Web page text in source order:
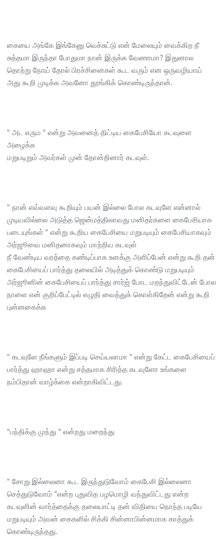
கையை அங்கே இங்கேனு வெச்சுட்டு என் மேலையும் வைக்கிற நீ
சுத்தமா இருந்தா போதுமா நான் இருக்க வேணாமா? இதுனால
தொற்று நோய் தோல் பிரச்சினைகள் கூட வரும் என ஒருவழியாய்
அது கூறி முடிக்க அவனோ தூங்கிக் கொண்டிருந்தான்.
" அட எரும " என்று அவனைத் திட்டிய கைபேசியோ கடவுளை
அழைக்க
மறுபடிறும் அவர்கள் முன் தோன்றினார் கடவுள்.
" நான் எவ்வளவு கூறியும் பயன் இல்லை போல கடவுளே என்னால்
முடியவில்லை அடுத்த ஜென்மத்திலாவது மனிதர்களை கைபேசியாக
படையுங்கள் " என்று கூறிய கைபேசியை மறுபடியும் கைபேசியாகவும்
அர்ஜூவை மனிதனாகவும் மாற்றிய கடவுள்
நீ வேண்டிய வரத்தை கண்டிப்பாக உனக்கு அளிப்பேன் என்று கூறி தன்
கைபேசியைப் பார்த்து தலையில் அடித்துக் கொண்டு மறுபடியும்
அர்ஜூனின் கைபேசியைப் பார்த்து சார்ஜ் போட மறந்துவிட்டேன் போல
நாளை என் குறிப்பேட்டில் எழுதி வைத்துக் கொள்கிறேன் என்று கூறி
புன்னகைக்க
" கடவுளே நீங்களும் இப்படி செய்யலாமா " என்று கேட்ட கைபேசியைப்
பார்த்து ஹாஹா என்று சத்தமாக சிரித்த கடவுளோ உங்களை
நம்பிதான் வாழ்க்கை என்றாகிவிட்டது.
"பந்திக்கு முந்து " என்றது மறைந்து
" சோறு இல்லைனா கூட இருந்துடுவோம் கைபேசி இல்லைனா
செத்துடுவோம் "என்ற புதுவித பழமொழி வந்துவிட்டது என்ற
கடவுளின் வார்த்தைக்கு தலையாட்டி தன் விதியை நொந்த படியே
மறுபடியும் அவன் கைகளில் சிக்கி சின்னாபின்னமாக காத்துக்
கொண்டிருந்தது.